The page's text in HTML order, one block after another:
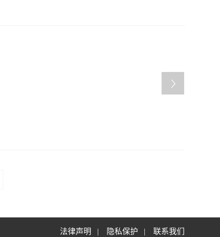
法律声明 | 隐私保护 | 联系我们